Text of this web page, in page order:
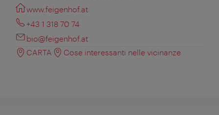
www.feigenhof.at
+43 1 318 70 74
bio@feigenhof.at
CARTA
Cose interessanti nelle vicinanze